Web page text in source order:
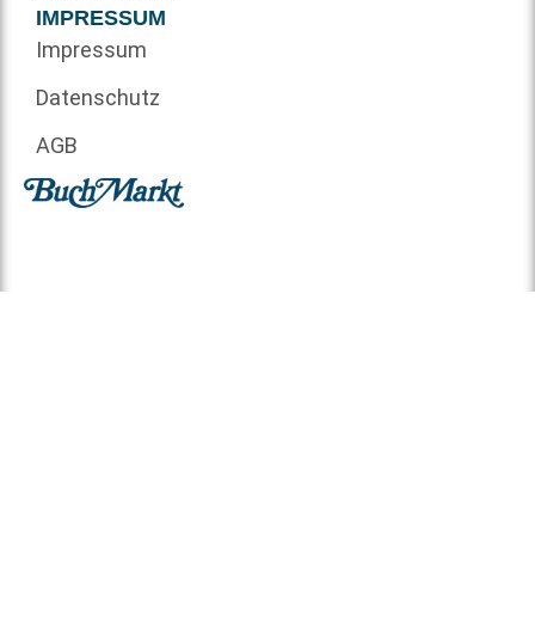
IMPRESSUM
Impressum
Datenschutz
AGB